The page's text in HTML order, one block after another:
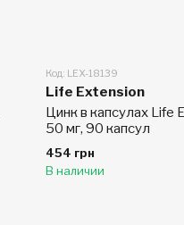
Код: LEX-18139
Life Extension
Цинк в капсулах Life
50 мг, 90 капсул
454 грн
В наличии